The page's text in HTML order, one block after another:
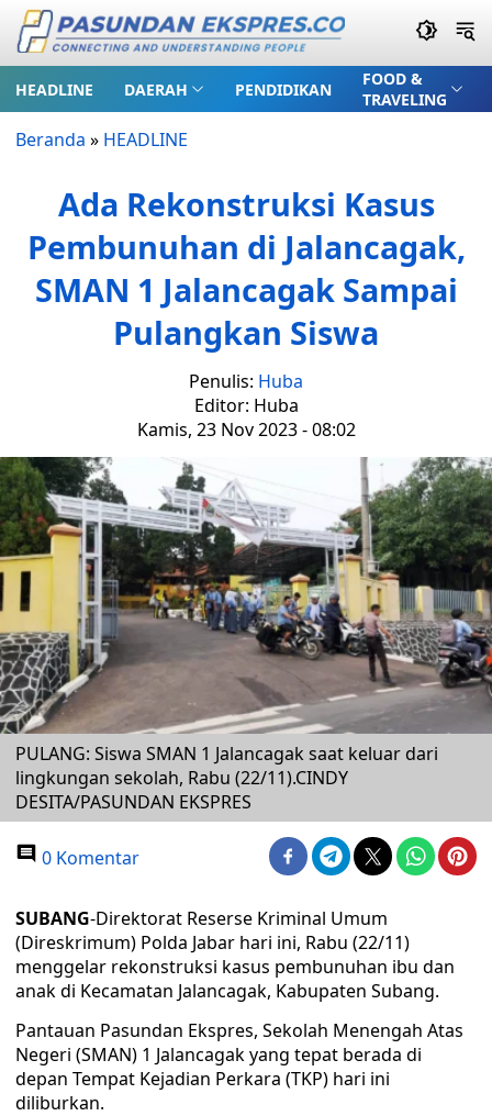
HEADLINE DAERAH PENDIDIKAN
FOOD &
TRAVELING
Beranda » HEADLINE
Ada Rekonstruksi Kasus
Pembunuhan di Jalancagak,
SMAN 1 Jalancagak Sampai
Pulangkan Siswa
Penulis: Huba
Editor: Huba
Kamis, 23 Nov 2023 - 08:02
PULANG: Siswa SMAN 1 Jalancagak saat keluar dari
lingkungan sekolah, Rabu (22/11).CINDY
DESITA/PASUNDAN EKSPRES
0 Komentar
SUBANG-Direktorat Reserse Kriminal Umum
(Direskrimum) Polda Jabar hari ini, Rabu (22/11)
menggelar rekonstruksi kasus pembunuhan ibu dan
anak di Kecamatan Jalancagak, Kabupaten Subang.
Pantauan Pasundan Ekspres, Sekolah Menengah Atas
Negeri (SMAN) 1 Jalancagak yang tepat berada di
depan Tempat Kejadian Perkara (TKP) hari ini
diliburkan.